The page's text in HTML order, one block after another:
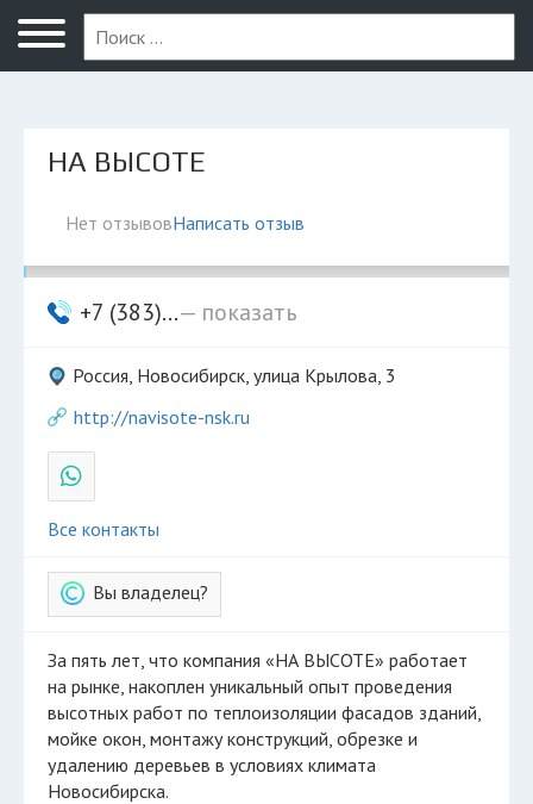
Новосибирск
НА ВЫСОТЕ
Нет отзывовНаписать отзыв
+7 (383)...— показать
Россия, Новосибирск, улица Крылова, 3
http://navisote-nsk.ru
Все контакты
Вы владелец?
За пять лет, что компания «НА ВЫСОТЕ» работает
на рынке, накоплен уникальный опыт проведения
высотных работ по теплоизоляции фасадов зданий,
мойке окон, монтажу конструкций, обрезке и
удалению деревьев в условиях климата
Новосибирска.